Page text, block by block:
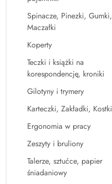
Spinacze, Pinezki, Gumki,
Maczałki
Koperty
Teczki i książki na
korespondencję, kroniki
Gilotyny i trymery
Karteczki, Zakładki, Kostki
Ergonomia w pracy
Zeszyty i bruliony
Talerze, sztućce, papier
śniadaniowy